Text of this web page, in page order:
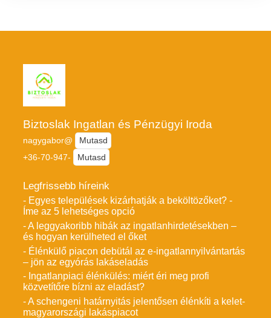
Biztoslak Ingatlan és Pénzügyi Iroda
nagygabor@
Mutasd
+36-70-947-
Mutasd
Legfrissebb híreink
- Egyes települések kizárhatják a beköltözőket? -
Íme az 5 lehetséges opció
- A leggyakoribb hibák az ingatlanhirdetésekben –
és hogyan kerülheted el őket
- Élénkülő piacon debütál az e-ingatlannyilvántartás
– jön az egyórás lakáseladás
- Ingatlanpiaci élénkülés: miért éri meg profi
közvetítőre bízni az eladást?
- A schengeni határnyitás jelentősen élénkíti a kelet-
magyarországi lakáspiacot